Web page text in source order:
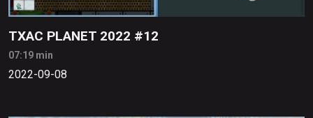
TXAC PLANET 2022 #12
07:19 min
2022-09-08